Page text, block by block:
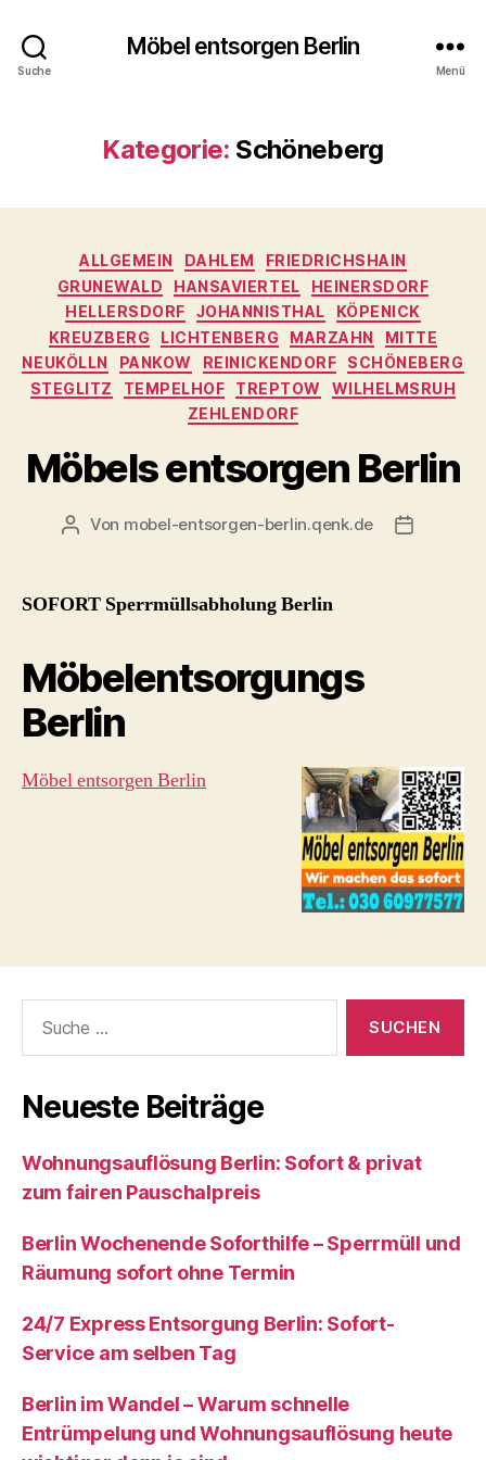
Suche
Möbel entsorgen Berlin
Menü
Kategorie: Schöneberg
Kategorien
ALLGEMEIN DAHLEM
FRIEDRICHSHAIN
GRUNEWALD
HANSAVIERTEL
HEINERSDORF
HELLERSDORF
JOHANNISTHAL
KÖPENICK
KREUZBERG
LICHTENBERG MARZAHN
MITTE
NEUKÖLLN
PANKOW REINICKENDORF
SCHÖNEBERG
STEGLITZ
TEMPELHOF TREPTOW
WILHELMSRUH
ZEHLENDORF
Möbels entsorgen Berlin
Beitragsautor
Von mobel-entsorgen-berlin.qenk.de
SOFORT Sperrmüllsabholung Berlin
Möbelentsorgungs
Berlin
Möbel entsorgen Berlin
nach:
Neueste Beiträge
Wohnungsauflösung Berlin: Sofort & privat
zum fairen Pauschalpreis
Berlin Wochenende Soforthilfe – Sperrmüll und
Räumung sofort ohne Termin
24/7 Express Entsorgung Berlin: Sofort-
Service am selben Tag
Berlin im Wandel – Warum schnelle
Entrümpelung und Wohnungsauflösung heute